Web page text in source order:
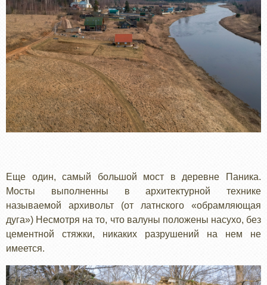
Еще один, самый большой мост в деревне Паника.
Мосты выполненны в архитектурной технике
называемой архивольт (от латнского «обрамляющая
дуга») Несмотря на то, что валуны положены насухо, без
цементной стяжки, никаких разрушений на нем не
имеется.